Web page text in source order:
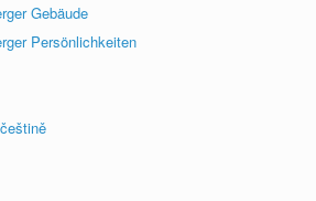
Gebäude
Persönlichkeiten